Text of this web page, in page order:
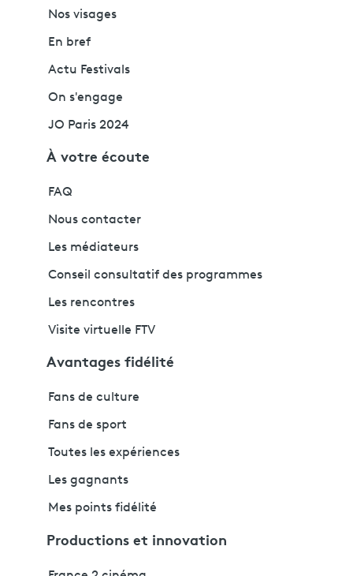
Nos visages
En bref
Actu Festivals
On s'engage
JO Paris 2024
À votre écoute
FAQ
Nous contacter
Les médiateurs
Conseil consultatif des programmes
Les rencontres
Visite virtuelle FTV
Avantages fidélité
Fans de culture
Fans de sport
Toutes les expériences
Les gagnants
Mes points fidélité
Productions et innovation